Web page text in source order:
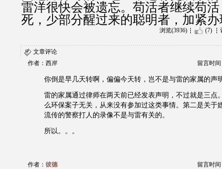
雷洋很快会被遗忘。苟活者继续苟
死，少部分醒过来的聪明者，加紧
浏览(3936) (7)
文章评论
作者：西岸
留言时间
你倒是早几天转啊，偏偏今天转，岂不是与雷的家属的声
雷的家属通过律师在两天前已经发表声明，不过就是三点
么环保案子无关，从来没有参加过这类事情。第二是关于
流传的警察打人的录像不是与雷有关的。
所以。。。
作者： 彼德 留言时间